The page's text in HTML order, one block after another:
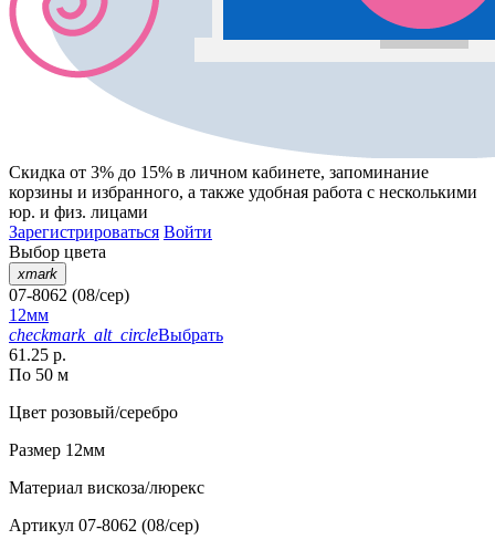
Скидка от 3% до 15% в личном кабинете, запоминание
корзины и избранного, а также удобная работа с несколькими
юр. и физ. лицами
Зарегистрироваться Войти
Выбор цвета
xmark
07-8062 (08/сер)
12мм
checkmark_alt_circleВыбрать
61.25 р.
По 50 м
Цвет розовый/серебро
Размер 12мм
Материал вискоза/люрекс
Артикул 07-8062 (08/сер)